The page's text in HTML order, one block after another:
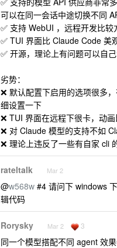
可以在同一会话中途切换不同
✅ 支持 WebUI ，远程开发比较
✅ TUI 界面比 Claude Code 美
✅ 开源，理论上有问题可以自
劣势：
❌ 默认配置下启用的选项很多
细设置一下
❌ TUI 界面在远程下很卡，动
❌ 对 Claude 模型的支持不如
❌ 理论上违反了一些有自家 cli
rateltalk Mar 2
@w568w #4 请问下 windows
辑代码
Rorysky Mar 2 3
同一个模型搭配不同 agent 效